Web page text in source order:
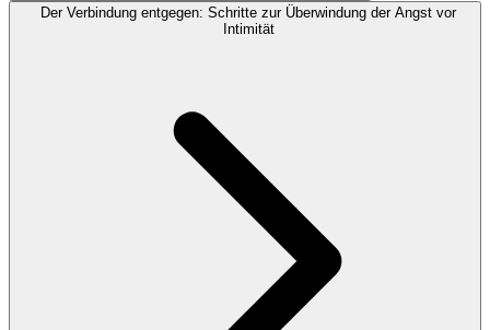
Der Verbindung entgegen: Schritte zur Überwindung der Angst vor
Intimität